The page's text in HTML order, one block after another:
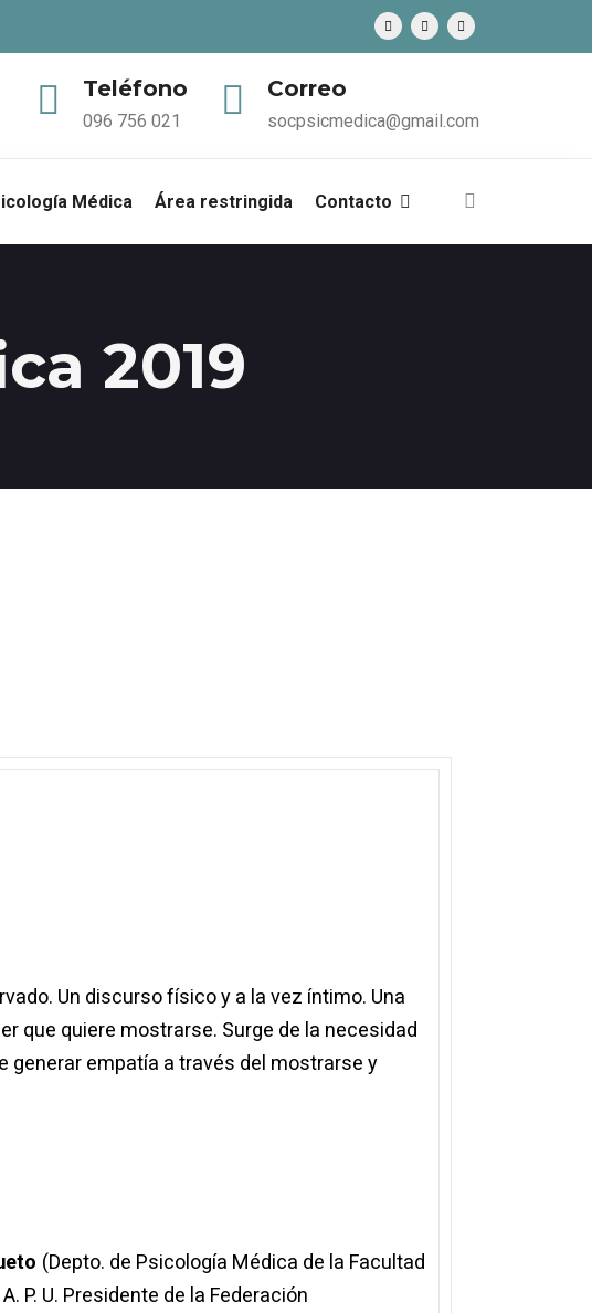
Teléfono
096 756 021
Correo
socpsicmedica@gmail.com
Médica Área restringida Contacto
2019
Un discurso físico y a la vez íntimo. Una
que quiere mostrarse. Surge de la necesidad
generar empatía a través del mostrarse y
(Depto. de Psicología Médica de la Facultad
P. U. Presidente de la Federación